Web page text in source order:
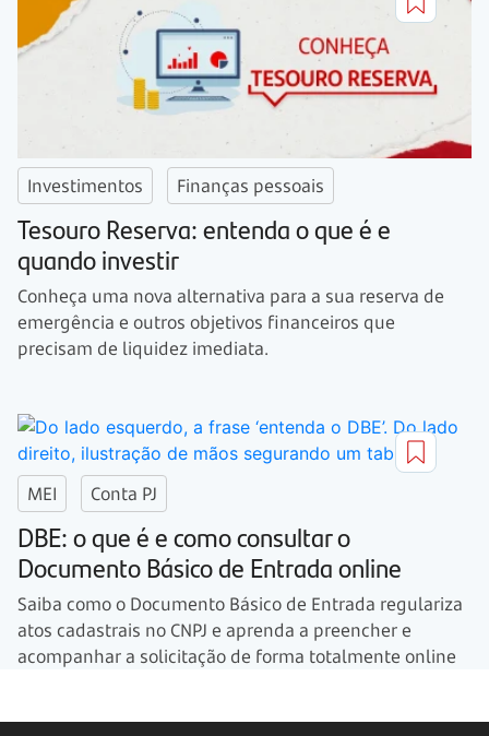
Investimentos Finanças pessoais
Tesouro Reserva: entenda o que é e
quando investir
Conheça uma nova alternativa para a sua reserva de
emergência e outros objetivos financeiros que
precisam de liquidez imediata.
MEI Conta PJ
DBE: o que é e como consultar o
Documento Básico de Entrada online
Saiba como o Documento Básico de Entrada regulariza
atos cadastrais no CNPJ e aprenda a preencher e
acompanhar a solicitação de forma totalmente online